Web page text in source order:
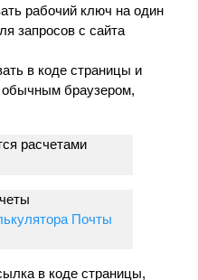
рабочий ключ на один
запросов с сайта
в коде страницы и
браузером,
расчетами
Почты
в коде страницы,